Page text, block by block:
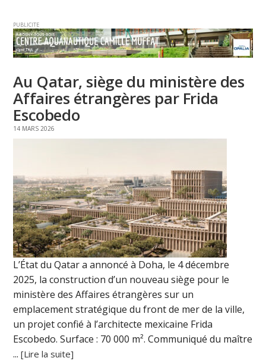
PUBLICITE
Au Qatar, siège du ministère des
Affaires étrangères par Frida
Escobedo
14 MARS 2026
L’État du Qatar a annoncé à Doha, le 4 décembre
2025, la construction d’un nouveau siège pour le
ministère des Affaires étrangères sur un
emplacement stratégique du front de mer de la ville,
un projet confié à l’architecte mexicaine Frida
Escobedo. Surface : 70 000 m². Communiqué du maître
...[Lire la suite]